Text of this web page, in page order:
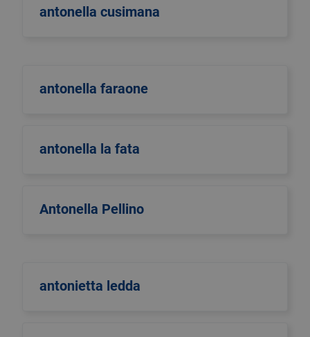
antonella cusimana
antonella faraone
antonella la fata
Antonella Pellino
antonietta ledda